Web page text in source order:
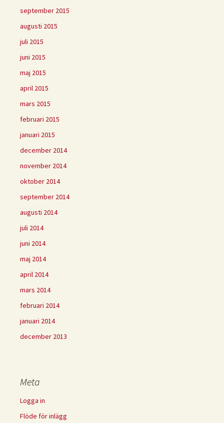
september 2015
augusti 2015
juli 2015
juni 2015
maj 2015
april 2015
mars 2015
februari 2015
januari 2015
december 2014
november 2014
oktober 2014
september 2014
augusti 2014
juli 2014
juni 2014
maj 2014
april 2014
mars 2014
februari 2014
januari 2014
december 2013
Meta
Logga in
Flöde för inlägg